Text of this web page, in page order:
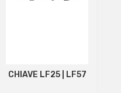
CHIAVE LF25 | LF57